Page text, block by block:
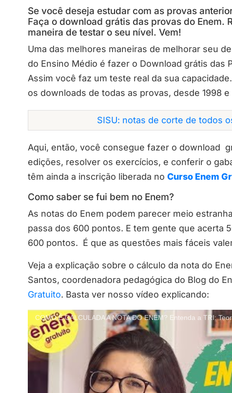
Se você deseja estudar com as provas
Faça o download grátis das provas do Enem.
maneira de testar o seu nível. Vem!
Uma das melhores maneiras de melhorar seu
do Ensino Médio é fazer o Download grátis das
Assim você faz um teste real da sua
os downloads de todas as provas, desde 1998
SISU: notas de corte de todos
Aqui, então, você consegue fazer o download
edições, resolver os exercícios, e conferir o
têm ainda a inscrição liberada no Curso Enem
Como saber se fui bem no Enem?
As notas do Enem podem parecer meio
passa dos 600 pontos. E tem gente que acerta
600 pontos. É que as questões mais fáceis
Veja a explicação sobre o cálculo da nota do
Santos, coordenadora pedagógica do Blog do
Gratuito. Basta ver nosso vídeo explicando:
COMO É CALCULADA A NOTA DO ENEM? Entenda a TRI: